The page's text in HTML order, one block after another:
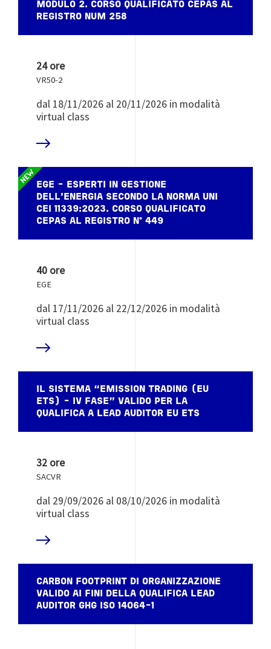
MODULO 2. CORSO QUALIFICATO CEPAS AL
REGISTRO NUM 258
24 ore
VR50-2
dal 18/11/2026 al 20/11/2026 in modalità
virtual class
EGE - ESPERTI IN GESTIONE
DELL’ENERGIA SECONDO LA NORMA UNI
CEI 11339:2023. CORSO QUALIFICATO
CEPAS AL REGISTRO N° 449
40 ore
EGE
dal 17/11/2026 al 22/12/2026 in modalità
virtual class
IL SISTEMA “EMISSION TRADING (EU
ETS) - IV FASE” VALIDO PER LA
QUALIFICA A LEAD AUDITOR EU ETS
32 ore
SACVR
dal 29/09/2026 al 08/10/2026 in modalità
virtual class
CARBON FOOTPRINT DI ORGANIZZAZIONE
VALIDO AI FINI DELLA QUALIFICA LEAD
AUDITOR GHG ISO 14064-1